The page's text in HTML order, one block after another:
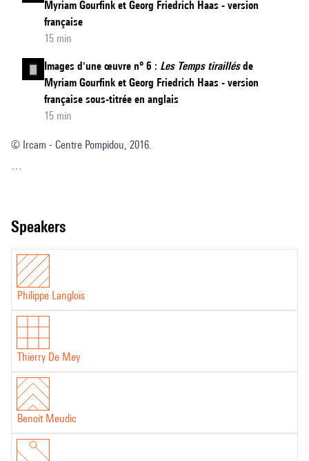
Myriam Gourfink et Georg Friedrich Haas - version
française
15 min
Images d'une œuvre n° 6 : Les Temps tiraillésde
Myriam Gourfink et Georg Friedrich Haas - version
française sous-titrée en anglais
15 min
© Ircam - Centre Pompidou, 2016.
speakers
Philippe Langlois
Thierry De Mey
Benoit Meudic